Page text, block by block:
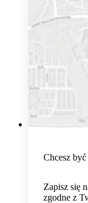
Chcesz
Zapisz się
zgodne z